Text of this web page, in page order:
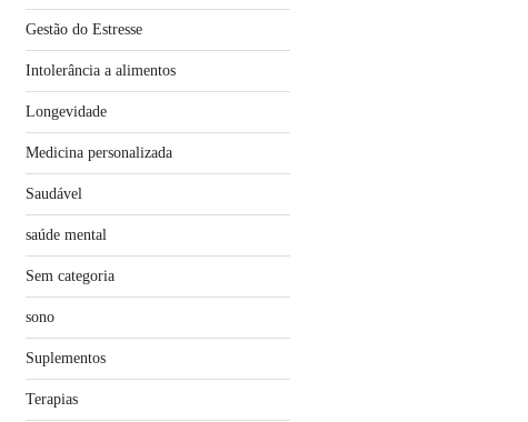
Gestão do Estresse
Intolerância a alimentos
Longevidade
Medicina personalizada
Saudável
saúde mental
Sem categoria
sono
Suplementos
Terapias